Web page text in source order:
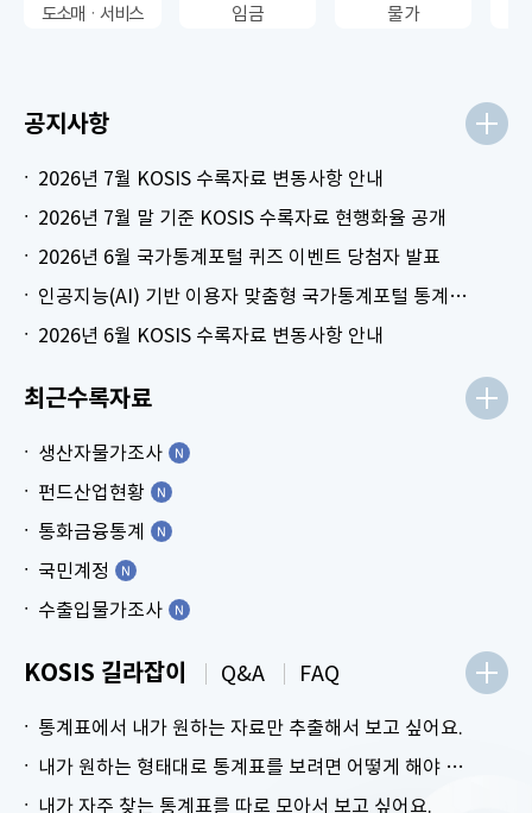
도소매ㆍ서비스 임금 물가
공지사항
2026년 7월 KOSIS 수록자료 변동사항 안내
2026년 7월 말 기준 KOSIS 수록자료 현행화율 공개
2026년 6월 국가통계포털 퀴즈 이벤트 당첨자 발표
인공지능(AI) 기반 이용자 맞춤형 국가통계포털 통계표 생성 시범 서비스 안내
2026년 6월 KOSIS 수록자료 변동사항 안내
최근수록자료
생산자물가조사
펀드산업현황
통화금융통계
국민계정
수출입물가조사
KOSIS 길라잡이
통계표에서 내가 원하는 자료만 추출해서 보고 싶어요.
내가 원하는 형태대로 통계표를 보려면 어떻게 해야 하나요?
내가 자주 찾는 통계표를 따로 모아서 보고 싶어요.
Q&A FAQ